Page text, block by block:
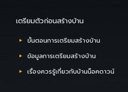
เตรียมตัวก่อนสร้างบ้าน
ขั้นตอนการเตรียมสร้างบ้าน
ข้อมูลการเตรียมสร้างบ้าน
เรื่องควรรู้เกี่ยวกับบ้านน็อคดาวน์